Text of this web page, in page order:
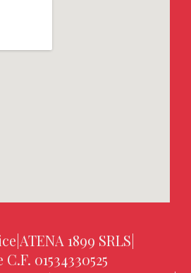
ATENA 1899 SRLS
C.F. 01534330525